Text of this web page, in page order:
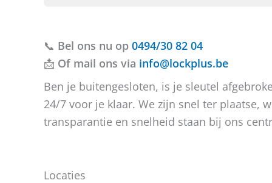
g
n
?
c
h
c
t
📞 Bel ons nu op 0494/30 82 04
📩 Of mail ons via info@lockplus.be
Ben je buitengesloten, is je sleutel
24/7 voor je klaar. We zijn snel ter plaatse,
transparantie en snelheid staan bij ons
Locaties